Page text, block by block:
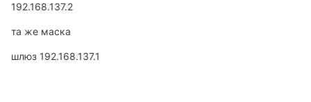
192.168.137.2
та же маска
шлюз 192.168.137.1